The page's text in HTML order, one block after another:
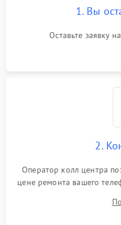
1. Вы
Оставьте заявку
2.
Оператор колл центра
цене ремонта вашего